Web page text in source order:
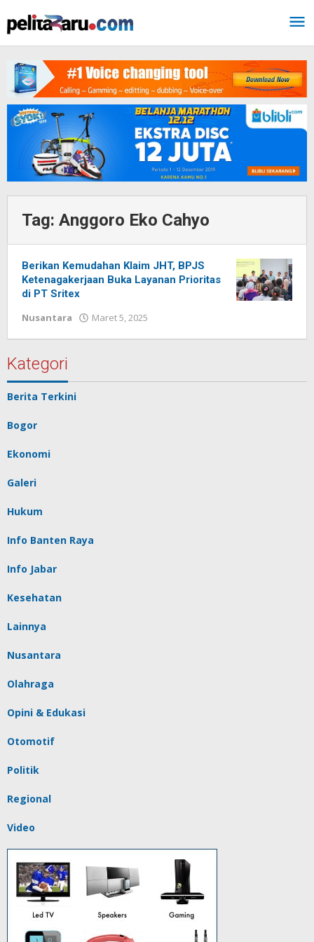
ke
konten
Tag: Anggoro Eko Cahyo
Berikan Kemudahan Klaim JHT, BPJS
Ketenagakerjaan Buka Layanan Prioritas
di PT Sritex
Nusantara
Maret 5, 2025
Kategori
Berita Terkini
Bogor
Ekonomi
Galeri
Hukum
Info Banten Raya
Info Jabar
Kesehatan
Lainnya
Nusantara
Olahraga
Opini & Edukasi
Otomotif
Politik
Regional
Video